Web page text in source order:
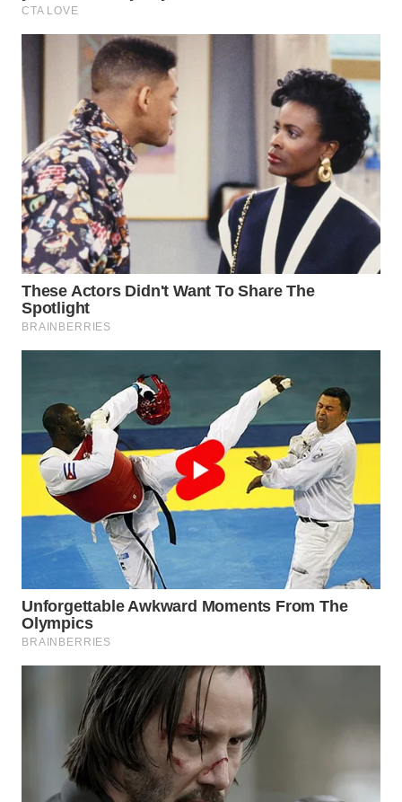
SEMARANG
SOLO
WN
BOROBUDUR
WN
MADURA
WN
SURABAYA
WN
BINTAN
WN
MANDALIKA
LIKUPANG
WN
BORNEO